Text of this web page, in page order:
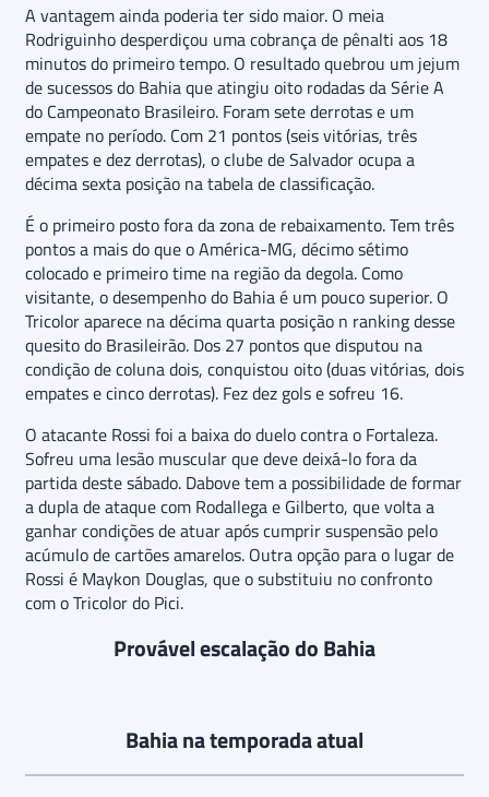
A vantagem ainda poderia ter sido maior. O meia
Rodriguinho desperdiçou uma cobrança de pênalti aos 18
minutos do primeiro tempo. O resultado quebrou um jejum
de sucessos do Bahia que atingiu oito rodadas da Série A
do Campeonato Brasileiro. Foram sete derrotas e um
empate no período. Com 21 pontos (seis vitórias, três
empates e dez derrotas), o clube de Salvador ocupa a
décima sexta posição na tabela de classificação.
É o primeiro posto fora da zona de rebaixamento. Tem três
pontos a mais do que o América-MG, décimo sétimo
colocado e primeiro time na região da degola. Como
visitante, o desempenho do Bahia é um pouco superior. O
Tricolor aparece na décima quarta posição n ranking desse
quesito do Brasileirão. Dos 27 pontos que disputou na
condição de coluna dois, conquistou oito (duas vitórias, dois
empates e cinco derrotas). Fez dez gols e sofreu 16.
O atacante Rossi foi a baixa do duelo contra o Fortaleza.
Sofreu uma lesão muscular que deve deixá-lo fora da
partida deste sábado. Dabove tem a possibilidade de formar
a dupla de ataque com Rodallega e Gilberto, que volta a
ganhar condições de atuar após cumprir suspensão pelo
acúmulo de cartões amarelos. Outra opção para o lugar de
Rossi é Maykon Douglas, que o substituiu no confronto
com o Tricolor do Pici.
Provável escalação do Bahia
Bahia na temporada atual